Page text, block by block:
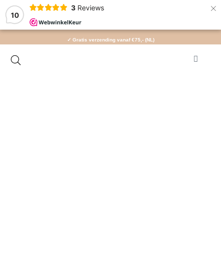
10
3 Reviews ×
✓ Gratis verzending vanaf €75,- (NL)